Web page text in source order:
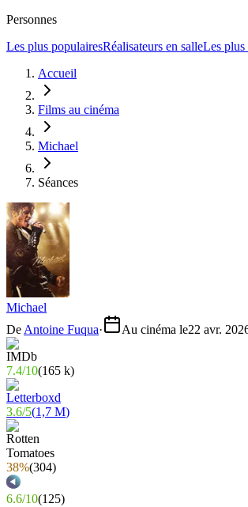
Personnes
Les plus populairesRéalisateurs en salleLes plus
Accueil
Films au cinéma
Michael
Séances
Michael
De Antoine Fuqua· Au cinéma le22 avr.
7.4/10(165 k)
3.6/5(1,7 M)
38%(304)
6.6/10(125)